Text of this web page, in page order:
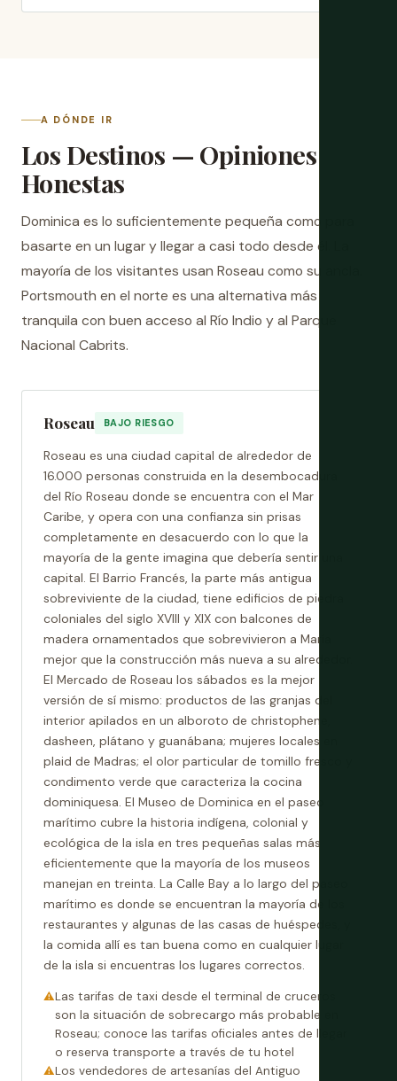
A DÓNDE IR
Los Destinos — Opiniones
Honestas
Dominica es lo suficientemente pequeña como para
basarte en un lugar y llegar a casi todo desde él. La
mayoría de los visitantes usan Roseau como su ancla.
Portsmouth en el norte es una alternativa más
tranquila con buen acceso al Río Indio y al Parque
Nacional Cabrits.
Roseau BAJO RIESGO
Roseau es una ciudad capital de alrededor de
16.000 personas construida en la desembocadura
del Río Roseau donde se encuentra con el Mar
Caribe, y opera con una confianza sin prisas
completamente en desacuerdo con lo que la
mayoría de la gente imagina que debería sentir una
capital. El Barrio Francés, la parte más antigua
sobreviviente de la ciudad, tiene edificios de piedra
coloniales del siglo XVIII y XIX con balcones de
madera ornamentados que sobrevivieron a María
mejor que la construcción más nueva a su alrededor.
El Mercado de Roseau los sábados es la mejor
versión de sí mismo: productos de las granjas del
interior apilados en un alboroto de christophene,
dasheen, plátano y guanábana; mujeres locales en
plaid de Madras; el olor particular de tomillo fresco y
condimento verde que caracteriza la cocina
dominiquesa. El Museo de Dominica en el paseo
marítimo cubre la historia indígena, colonial y
ecológica de la isla en tres pequeñas salas más
eficientemente que la mayoría de los museos
manejan en treinta. La Calle Bay a lo largo del paseo
marítimo es donde se encuentran la mayoría de los
restaurantes y algunas de las casas de huéspedes, y
la comida allí es tan buena como en cualquier lugar
de la isla si encuentras los lugares correctos.
Las tarifas de taxi desde el terminal de cruceros
son la situación de sobrecargo más probable en
Roseau; conoce las tarifas oficiales antes de llegar
o reserva transporte a través de tu hotel
Los vendedores de artesanías del Antiguo